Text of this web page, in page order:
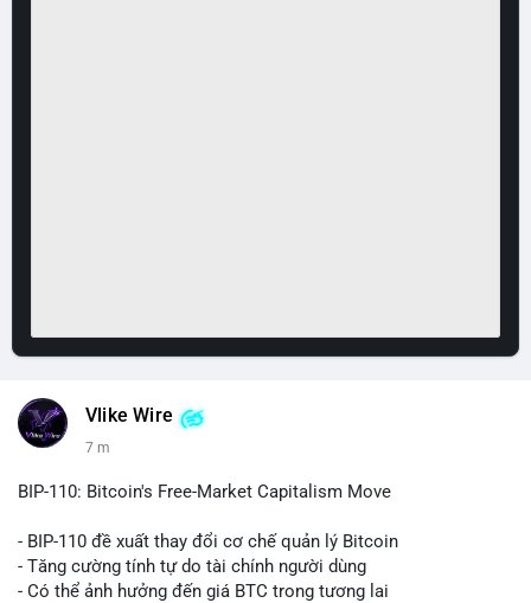
Vlike Wire
7 m
BIP-110: Bitcoin's Free-Market Capitalism Move
- BIP-110 đề xuất thay đổi cơ chế quản lý Bitcoin
- Tăng cường tính tự do tài chính người dùng
- Có thể ảnh hưởng đến giá BTC trong tương lai